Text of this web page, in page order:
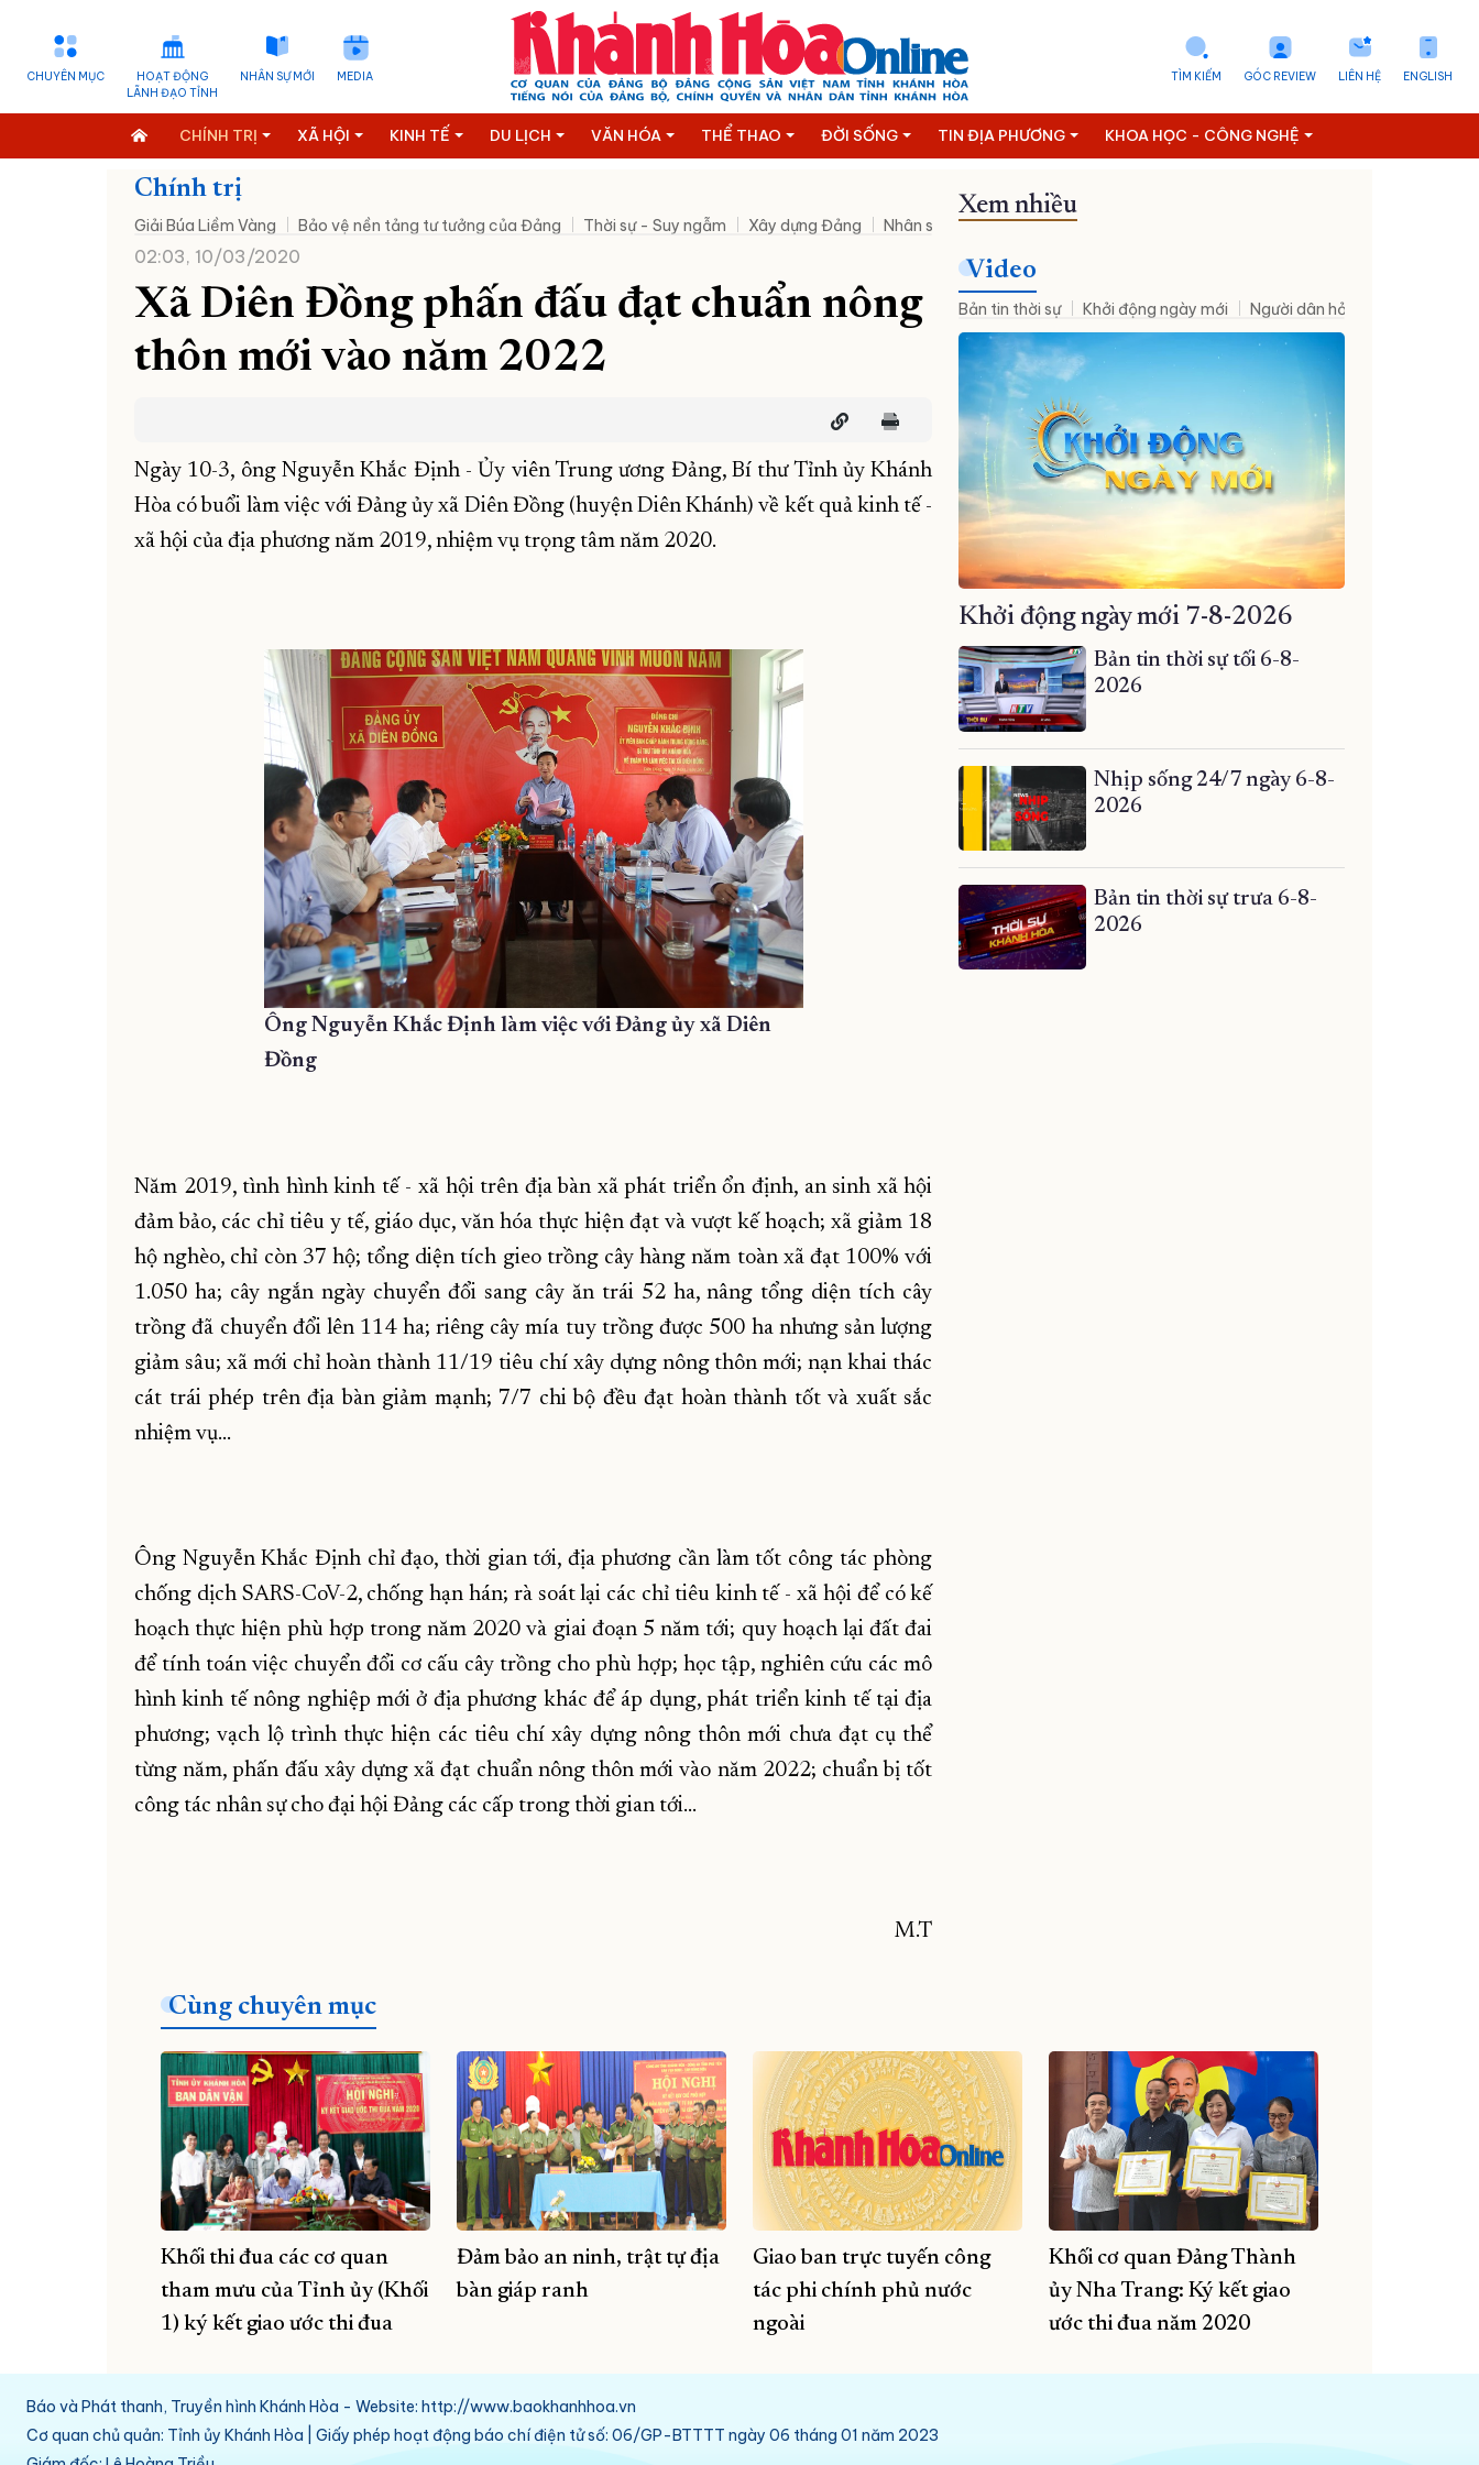
CHUYÊN MỤC
HOẠT ĐỘNG
LÃNH ĐẠO TỈNH
NHÂN SỰ MỚI MEDIA ENGLISH
LIÊN HỆ
GÓC REVIEW
TÌM KIẾM
CHÍNH TRỊ XÃ HỘI KINH TẾ DU LỊCH VĂN HÓA THỂ THAO ĐỜI SỐNG TIN ĐỊA PHƯƠNG KHOA HỌC - CÔNG NGHỆ
Chính trị
Giải Búa Liềm Vàng Bảo vệ nền tảng tư tưởng của Đảng Thời sự - Suy ngẫm Xây dựng Đảng Nhân sự mới Đưa NQ09 vào cuộc sống
02:03, 10/03/2020
Xã Diên Đồng phấn đấu đạt chuẩn nông
thôn mới vào năm 2022
Ngày 10-3, ông Nguyễn Khắc Định - Ủy viên Trung ương Đảng, Bí thư Tỉnh ủy Khánh
Hòa có buổi làm việc với Đảng ủy xã Diên Đồng (huyện Diên Khánh) về kết quả kinh tế -
xã hội của địa phương năm 2019, nhiệm vụ trọng tâm năm 2020.
Ông Nguyễn Khắc Định làm việc với Đảng ủy xã Diên
Đồng
Năm 2019, tình hình kinh tế - xã hội trên địa bàn xã phát triển ổn định, an sinh xã hội
đảm bảo, các chỉ tiêu y tế, giáo dục, văn hóa thực hiện đạt và vượt kế hoạch; xã giảm 18
hộ nghèo, chỉ còn 37 hộ; tổng diện tích gieo trồng cây hàng năm toàn xã đạt 100% với
1.050 ha; cây ngắn ngày chuyển đổi sang cây ăn trái 52 ha, nâng tổng diện tích cây
trồng đã chuyển đổi lên 114 ha; riêng cây mía tuy trồng được 500 ha nhưng sản lượng
giảm sâu; xã mới chỉ hoàn thành 11/19 tiêu chí xây dựng nông thôn mới; nạn khai thác
cát trái phép trên địa bàn giảm mạnh; 7/7 chi bộ đều đạt hoàn thành tốt và xuất sắc
nhiệm vụ…
Ông Nguyễn Khắc Định chỉ đạo, thời gian tới, địa phương cần làm tốt công tác phòng
chống dịch SARS-CoV-2, chống hạn hán; rà soát lại các chỉ tiêu kinh tế - xã hội để có kế
hoạch thực hiện phù hợp trong năm 2020 và giai đoạn 5 năm tới; quy hoạch lại đất đai
để tính toán việc chuyển đổi cơ cấu cây trồng cho phù hợp; học tập, nghiên cứu các mô
hình kinh tế nông nghiệp mới ở địa phương khác để áp dụng, phát triển kinh tế tại địa
phương; vạch lộ trình thực hiện các tiêu chí xây dựng nông thôn mới chưa đạt cụ thể
từng năm, phấn đấu xây dựng xã đạt chuẩn nông thôn mới vào năm 2022; chuẩn bị tốt
công tác nhân sự cho đại hội Đảng các cấp trong thời gian tới…
M.T
Xem nhiều
Video
Bản tin thời sự Khởi động ngày mới Người dân hỏi – Cơ quan nhà
Khởi động ngày mới 7-8-2026
Bản tin thời sự tối 6-8-
2026
Nhịp sống 24/7 ngày 6-8-
2026
Bản tin thời sự trưa 6-8-
2026
Cùng chuyên mục
Khối thi đua các cơ quan
tham mưu của Tỉnh ủy (Khối
1) ký kết giao ước thi đua
Đảm bảo an ninh, trật tự địa
bàn giáp ranh
Giao ban trực tuyến công
tác phi chính phủ nước
ngoài
Khối cơ quan Đảng Thành
ủy Nha Trang: Ký kết giao
ước thi đua năm 2020
Báo và Phát thanh, Truyền hình Khánh Hòa - Website: http://www.baokhanhhoa.vn
Cơ quan chủ quản: Tỉnh ủy Khánh Hòa | Giấy phép hoạt động báo chí điện tử số: 06/GP-BTTTT ngày 06 tháng 01 năm 2023